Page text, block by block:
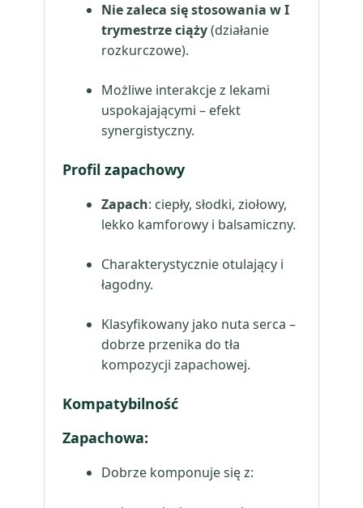
Nie zaleca się stosowania w I
trymestrze ciąży(działanie
rozkurczowe).
Możliwe interakcje z lekami
uspokajającymi – efekt
synergistyczny.
Profil zapachowy
Zapach: ciepły, słodki, ziołowy,
lekko kamforowy i balsamiczny.
Charakterystycznie otulający i
łagodny.
Klasyfikowany jako nuta serca –
dobrze przenika do tła
kompozycji zapachowej.
Kompatybilność
Zapachowa:
Dobrze komponuje się z: